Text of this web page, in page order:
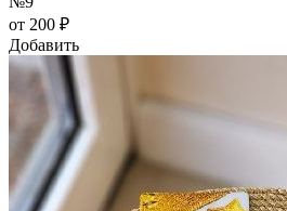
от 200 ₽
Добавить